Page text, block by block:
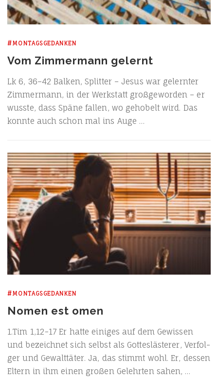
#MONTAGSGEDANKEN
Vom Zimmermann gelernt
Lk 6, 36–42 Bal­ken, Split­ter – Jesus war gelern­ter
Zim­mer­mann, in der Werk­statt groß­ge­wor­den – er
wuss­te, dass Spä­ne fal­len, wo geho­belt wird. Das
konn­te auch schon mal ins Auge …
#MONTAGSGEDANKEN
Nomen est omen
1.Tim 1,12−17 Er hat­te eini­ges auf dem Gewis­sen
und bezeich­net sich selbst als Got­tes­läs­te­rer, Ver­fol­
ger und Gewalt­tä­ter. Ja, das stimmt wohl. Er, des­sen
Eltern in ihm einen gro­ßen Gelehr­ten sahen, …